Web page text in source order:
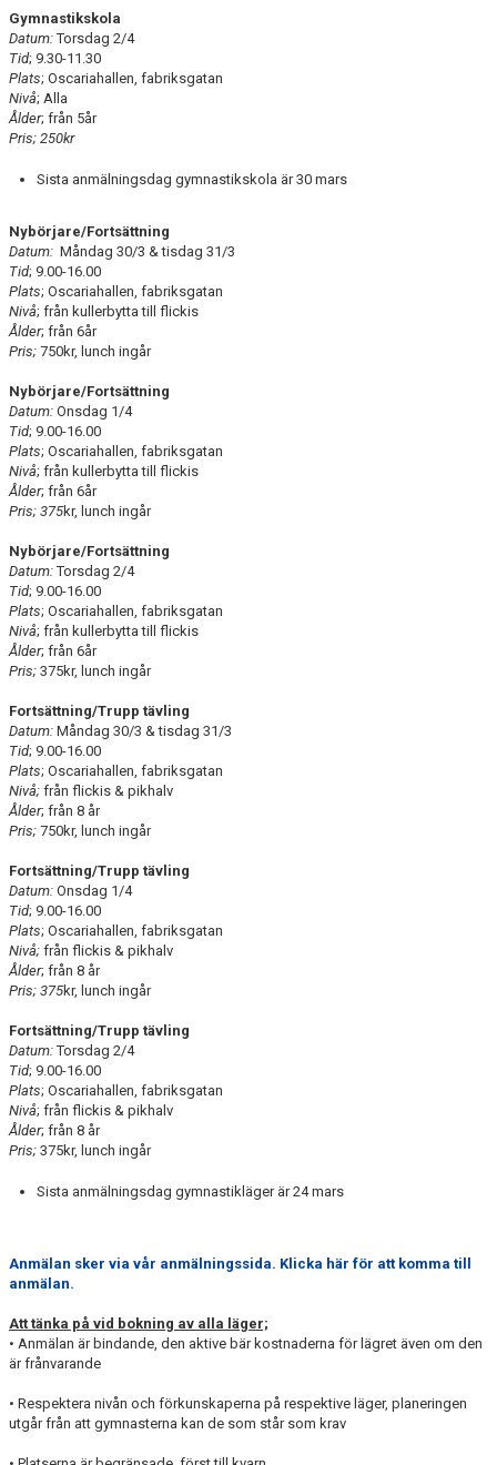
Gymnastikskola
Datum:Torsdag 2/4
Tid; 9.30-11.30
Plats; Oscariahallen, fabriksgatan
Nivå; Alla
Ålder; från 5år
Pris; 250kr
Sista anmälningsdag gymnastikskola är 30 mars
Nybörjare/Fortsättning
Datum: Måndag 30/3 & tisdag 31/3
Tid; 9.00-16.00
Plats; Oscariahallen, fabriksgatan
Nivå; från kullerbytta till flickis
Ålder; från 6år
Pris; 750kr, lunch ingår
Nybörjare/Fortsättning
Datum: Onsdag 1/4
Tid; 9.00-16.00
Plats; Oscariahallen, fabriksgatan
Nivå; från kullerbytta till flickis
Ålder; från 6år
Pris; 375kr, lunch ingår
Nybörjare/Fortsättning
Datum:Torsdag 2/4
Tid; 9.00-16.00
Plats; Oscariahallen, fabriksgatan
Nivå; från kullerbytta till flickis
Ålder; från 6år
Pris; 375kr, lunch ingår
Fortsättning/Trupp tävling
Datum: Måndag 30/3 & tisdag 31/3
Tid; 9.00-16.00
Plats; Oscariahallen, fabriksgatan
Nivå; från flickis & pikhalv
Ålder; från 8 år
Pris; 750kr, lunch ingår
Fortsättning/Trupp tävling
Datum: Onsdag 1/4
Tid; 9.00-16.00
Plats; Oscariahallen, fabriksgatan
Nivå; från flickis & pikhalv
Ålder; från 8 år
Pris; 375kr, lunch ingår
Fortsättning/Trupp tävling
Datum:Torsdag 2/4
Tid; 9.00-16.00
Plats; Oscariahallen, fabriksgatan
Nivå; från flickis & pikhalv
Ålder; från 8 år
Pris; 375kr, lunch ingår
Sista anmälningsdag gymnastikläger är 24 mars
Anmälan sker via vår anmälningssida. Klicka här för att komma till
anmälan.
Att tänka på vid bokning av alla läger;
• Anmälan är bindande, den aktive bär kostnaderna för lägret även om den
är frånvarande
• Respektera nivån och förkunskaperna på respektive läger, planeringen
utgår från att gymnasterna kan de som står som krav